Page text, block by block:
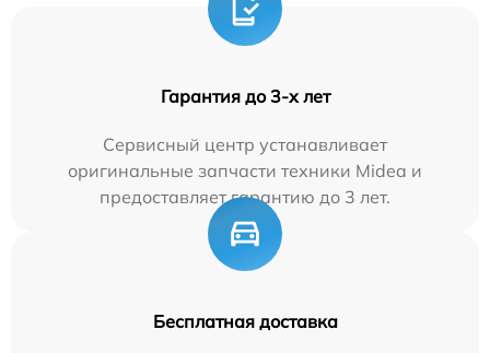
Гарантия до 3-х лет
Сервисный центр устанавливает
оригинальные запчасти техники Midea и
предоставляет гарантию до 3 лет.
Бесплатная доставка